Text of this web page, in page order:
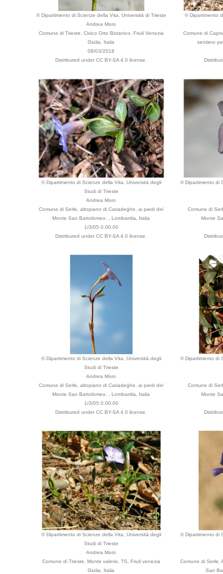
© Dipartimento di Scienze della Vita, Università di Trieste
Andrea Moro
Comune di Trieste, Civico Orto Botanico, Friuli Venezia
Giulia, Italia
08/03/2018
Distributed under CC BY-SA 4.0 license.
© Dipartimento
Comune di
sentiero
© Dipartimento di Scienze della Vita, Università degli
Studi di Trieste
Andrea Moro
Comune di Serle, altopiano di Cariadeghe, ai piedi del
Monte San Bartolomeo. , Lombardia, Italia
1/3/05 0.00.00
Distributed under CC BY-SA 4.0 license.
© Dipartimento di
Comune di
Monte
© Dipartimento di Scienze della Vita, Università degli
Studi di Trieste
Andrea Moro
Comune di Serle, altopiano di Cariadeghe, ai piedi del
Monte San Bartolomeo. , Lombardia, Italia
1/3/05 0.00.00
Distributed under CC BY-SA 4.0 license.
© Dipartimento di
Comune di
Monte
© Dipartimento di Scienze della Vita, Università degli
Studi di Trieste
Andrea Moro
Comune di Trieste, Monte valerio, TS, Friuli venezia
Giulia, Italia
© Dipartimento di
Comune di Serle,
San